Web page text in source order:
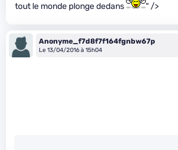
tout le monde plonge dedans
" />
Anonyme_f7d8f7f164fgnbw67p
Le 13/04/2016 à 15h04